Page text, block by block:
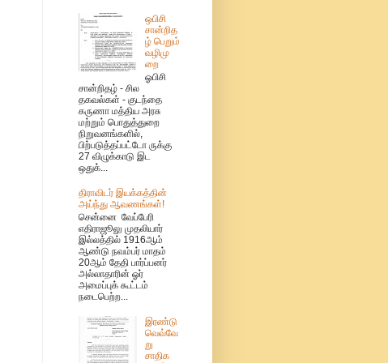
ஒபிசி
சான்றித
ழ் பெறும்
வழிமு
றை
ஓபிசி
சான்றிதழ் - சில
தகவல்கள் - குடந்தை
கருணா மத்திய அரசு
மற்றும் பொதுத்துறை
நிறுவனங்களில்,
பிற்படுத்தப்பட்டோ ருக்கு
27 விழுக்காடு இட
ஒதுக்...
திராவிடர் இயக்கத்தின்
அய்ந்து ஆவணங்கள்!
சென்னை வேப்பேரி
எதிராஜூலு முதலியார்
இல்லத்தில் 1916ஆம்
ஆண்டு நவம்பர் மாதம்
20ஆம் தேதி பார்ப்பனர்
அல்லாதாரின் ஓர்
அமைப்புக் கூட்டம்
நடைபெற்ற...
இரண்டு
வெவ்வே
று
சாதிக